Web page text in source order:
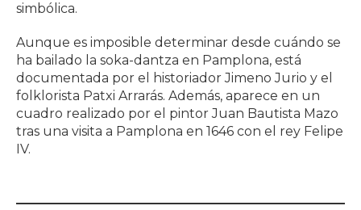
simbólica.
Aunque es imposible determinar desde cuándo se
ha bailado la soka-dantza en Pamplona, está
documentada por el historiador Jimeno Jurio y el
folklorista Patxi Arrarás. Además, aparece en un
cuadro realizado por el pintor Juan Bautista Mazo
tras una visita a Pamplona en 1646 con el rey Felipe
IV.